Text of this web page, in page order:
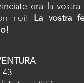
ora la vostra
noi!
La vostra
43